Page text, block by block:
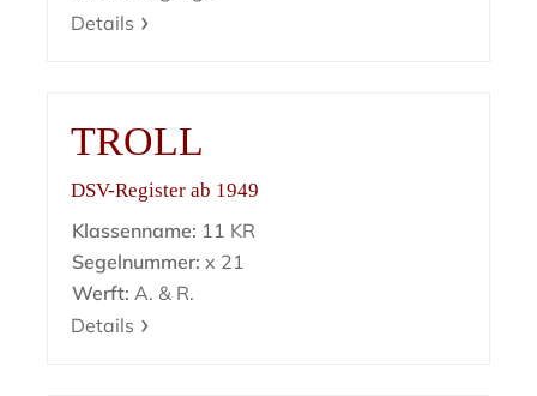
Details
TROLL
DSV-Register ab 1949
Klassenname: 11 KR
Segelnummer: x 21
Werft: A. & R.
Details